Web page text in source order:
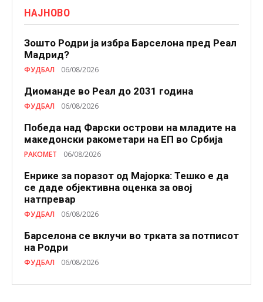
НАЈНОВО
Зошто Родри ја избра Барселона пред Реал
Мадрид?
ФУДБАЛ 06/08/2026
Диоманде во Реал до 2031 година
ФУДБАЛ 06/08/2026
Победа над Фарски острови на младите на
македонски ракометари на ЕП во Србија
РАКОМЕТ 06/08/2026
Енрике за поразот од Мајорка: Тешко е да
се даде објективна оценка за овој
натпревар
ФУДБАЛ 06/08/2026
Барселона се вклучи во трката за потписот
на Родри
ФУДБАЛ 06/08/2026